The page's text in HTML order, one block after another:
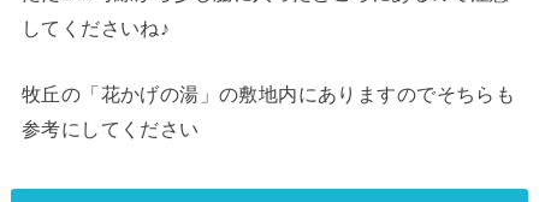
してくださいね♪
牧丘の「花かげの湯」の敷地内にありますのでそちらも
参考にしてください